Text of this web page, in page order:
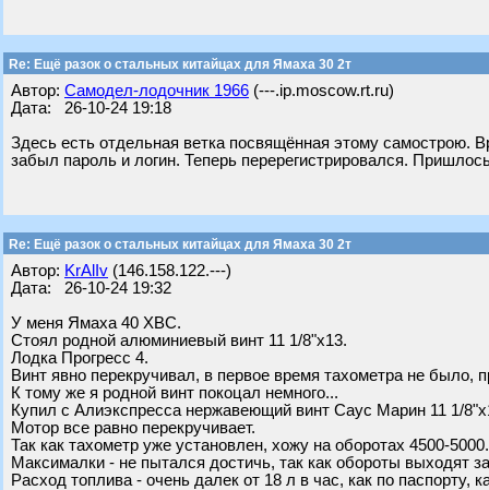
Re: Ещё разок о стальных китайцах для Ямаха 30 2т
Автор: Самодел-лодочник 1966 (---.ip.moscow.rt.ru)
Дата: 26-10-24 19:18
Здесь есть отдельная ветка посвящённая этому
забыл пароль и логин. Теперь перерегистрировался.
Re: Ещё разок о стальных китайцах для Ямаха 30 2т
Автор: KrAlIv (146.158.122.---)
Дата: 26-10-24 19:32
У меня Ямаха 40 ХВС.
Стоял родной алюминиевый винт 11 1/8"х13.
Лодка Прогресс 4.
Винт явно перекручивал, в первое время тахометра не было,
К тому же я родной винт покоцал немного...
Купил с Алиэкспресса нержавеющий винт Саус Марин 11 1/
Мотор все равно перекручивает.
Так как тахометр уже установлен, хожу на оборотах 4500-5000.
Максималки - не пытался достичь, так как обороты выходят
Расход топлива - очень далек от 18 л в час, как по паспорту,